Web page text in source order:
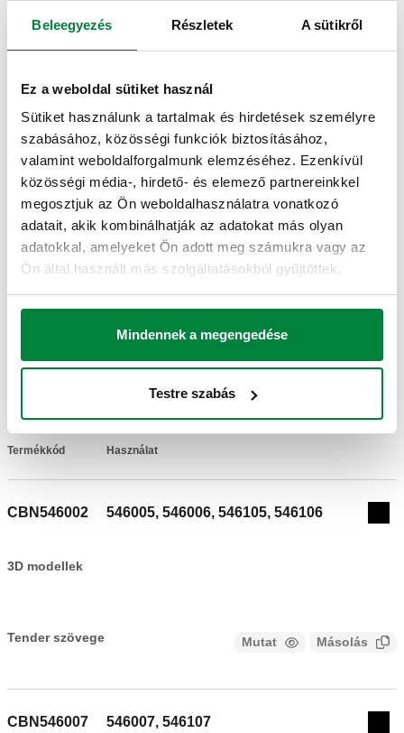
Beleegyezés Részletek A sütikről
Ez a weboldal sütiket használ
Sütiket használunk a tartalmak és hirdetések személyre
szabásához, közösségi funkciók biztosításához,
valamint weboldalforgalmunk elemzéséhez. Ezenkívül
közösségi média-, hirdető- és elemező partnereinkkel
megosztjuk az Ön weboldalhasználatra vonatkozó
adatait, akik kombinálhatják az adatokat más olyan
adatokkal, amelyeket Ön adott meg számukra vagy az
Ön által használt más szolgáltatásokból gyűjtöttek.
Mindennek a megengedése
Testre szabás
Megosztás
Keress boltot
TERMÉKLEÍRÁS
szennyeződésleválasztókhoz.
RAJZOK ÉS SPECIFIKÁCIÓK
Termékkód Használat
CBN546002 546005, 546006, 546105, 546106
3D modellek
Tender szövege Mutat Másolás
CBN546007
546007, 546107